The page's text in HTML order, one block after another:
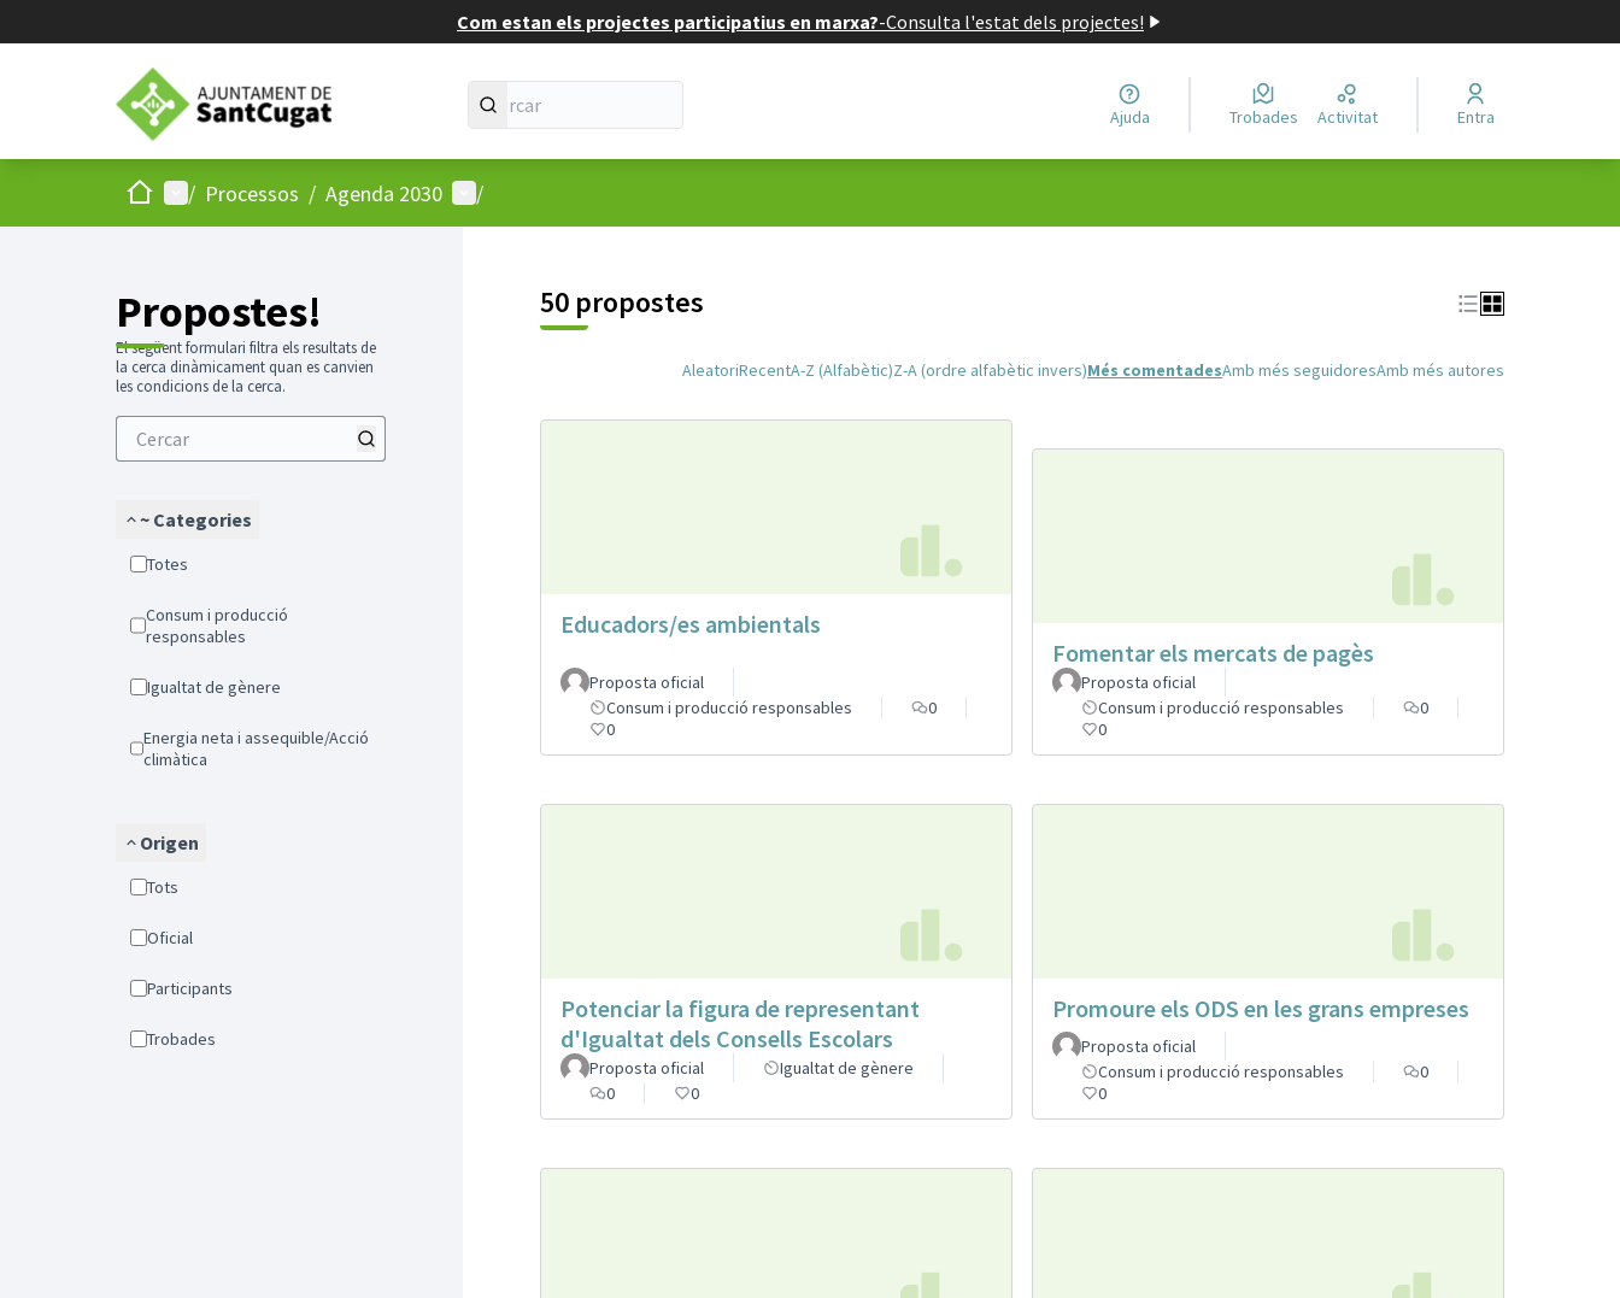
Com estan els projectes participatius en marxa?-Consulta l'estat dels projectes!
Ajuda Trobades Activitat Entra
Inici Menú principal
/ Processos / Agenda 2030 Menú d'usuari
/
Propostes!
El següent formulari filtra els resultats de
la cerca dinàmicament quan es canvien
les condicions de la cerca.
~ Categories
Totes
Consum i producció
responsables
Igualtat de gènere
Energia neta i assequible/Acció
climàtica
Origen
Tots
Oficial
Participants
Trobades
50 propostes
AleatoriRecentA-Z (Alfabètic)Z-A (ordre alfabètic invers)Més comentadesAmb més seguidoresAmb més autores
Educadors/es ambientals
Proposta oficial
Consum i producció responsables
0
0
Fomentar els mercats de pagès
Proposta oficial
Consum i producció responsables
0
0
Potenciar la figura de representant
d'Igualtat dels Consells Escolars
Proposta oficial
Igualtat de gènere
0
0
Promoure els ODS en les grans empreses
Proposta oficial
Consum i producció responsables
0
0